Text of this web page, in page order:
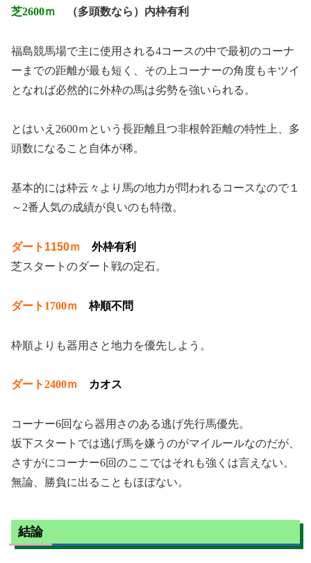
芝2600ｍ （多頭数なら）内枠有利
福島競馬場で主に使用される4コースの中で最初のコーナ
ーまでの距離が最も短く、その上コーナーの角度もキツイ
となれば必然的に外枠の馬は劣勢を強いられる。
とはいえ2600ｍという長距離且つ非根幹距離の特性上、多
頭数になること自体が稀。
基本的には枠云々より馬の地力が問われるコースなので１
～2番人気の成績が良いのも特徴。
ダート1150ｍ 外枠有利
芝スタートのダート戦の定石。
ダート1700ｍ 枠順不問
枠順よりも器用さと地力を優先しよう。
ダート2400ｍ カオス
コーナー6回なら器用さのある逃げ先行馬優先。
坂下スタートでは逃げ馬を嫌うのがマイルールなのだが、
さすがにコーナー6回のここではそれも強くは言えない。
無論、勝負に出ることもほぼない。
結論